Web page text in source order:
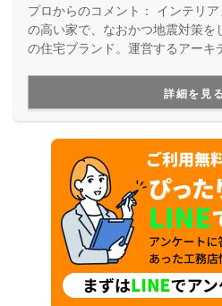
プロからのコメント：
の高い家で、なおかつ地震対策を
の住宅ブランド。運営するアーキ
を建てた後のお悩みにも、修繕な
かな技術で細やかに対応してくれ
詳細を見